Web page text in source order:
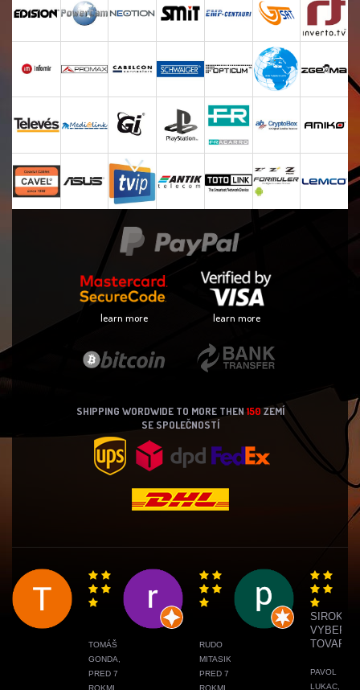
learn more learn more
SHIPPING WORDWIDE TO MORE THEN150 ZEMÍ
SE SPOLEČNOSTÍ
TOMÁŠ
GONDA,
PRED 7
ROKMI
RUDO
MITASIK,
PRED 7
ROKMI
SIROKY
VYBER
TOVARU
PAVOL
LUKAC,